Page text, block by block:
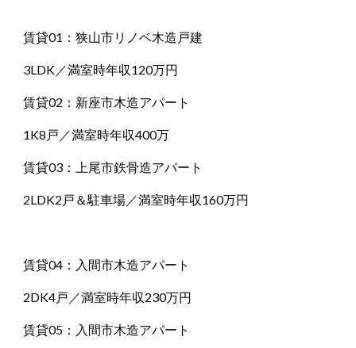
賃貸01：狭山市リノベ木造戸建
3LDK／満室時年収120万円
賃貸02：新座市木造アパート
1K8戸／満室時年収400万
賃貸03：上尾市鉄骨造アパート
2LDK2戸＆駐車場／満室時年収160万円
賃貸04：入間市木造アパート
2DK4戸／満室時年収230万円
賃貸05：入間市木造アパート